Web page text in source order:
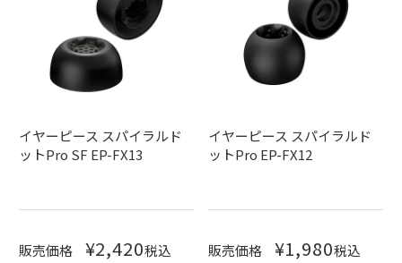
イヤーピース スパイラルド
ットPro SF EP-FX13
販売価格 ¥2,420税込
イヤーピース スパイラルド
ットPro EP-FX12
販売価格 ¥1,980税込